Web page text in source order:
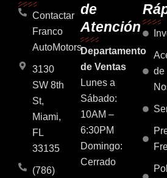
o
k
a
m
e
Contactar
Franco
AutoMotors
3130
SW 8th
St,
Miami,
FL
33135
(786)
de
Atención
Departamento
de Ventas
Lunes a
Sábado:
10AM –
6:30PM
Domingo:
Cerrado
de